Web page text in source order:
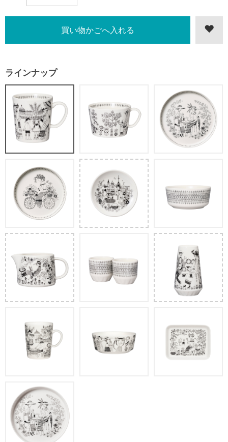
ラインナップ